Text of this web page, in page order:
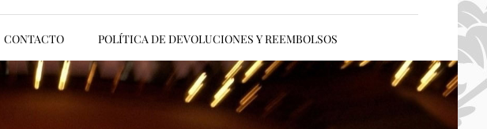
CONTACTO POLÍTICA DE DEVOLUCIONES Y REEMBOLSOS